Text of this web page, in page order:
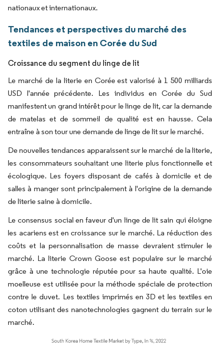
nationaux et internationaux.
Tendances et perspectives du marché des
textiles de maison en Corée du Sud
Croissance du segment du linge de lit
Le marché de la literie en Corée est valorisé à 1 500 milliards
USD l'année précédente. Les individus en Corée du Sud
manifestent un grand intérêt pour le linge de lit, car la demande
de matelas et de sommeil de qualité est en hausse. Cela
entraîne à son tour une demande de linge de lit sur le marché.
De nouvelles tendances apparaissent sur le marché de la literie,
les consommateurs souhaitant une literie plus fonctionnelle et
écologique. Les foyers disposant de cafés à domicile et de
salles à manger sont principalement à l'origine de la demande
de literie saine à domicile.
Le consensus social en faveur d'un linge de lit sain qui éloigne
les acariens est en croissance sur le marché. La réduction des
coûts et la personnalisation de masse devraient stimuler le
marché. La literie Crown Goose est populaire sur le marché
grâce à une technologie réputée pour sa haute qualité. L'oie
moelleuse est utilisée pour la méthode spéciale de protection
contre le duvet. Les textiles imprimés en 3D et les textiles en
coton utilisant des nanotechnologies gagnent du terrain sur le
marché.